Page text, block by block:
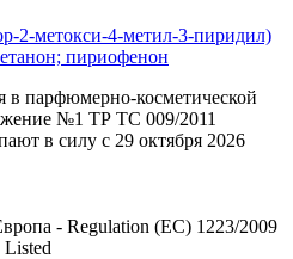
2-метокси-4-метил-3-пиридил)
пириофенон
в парфюмерно-косметической
№1 ТР ТС 009/2011
в силу с 29 октября 2026
- Regulation (EC) 1223/2009